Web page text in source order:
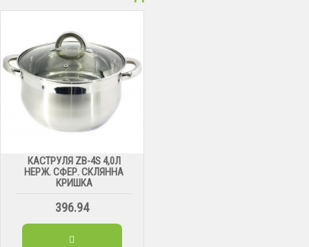
КАСТРУЛЯ ZB-4S 4,0Л
НЕРЖ. СФЕР. СКЛЯННА
КРИШКА
396.94